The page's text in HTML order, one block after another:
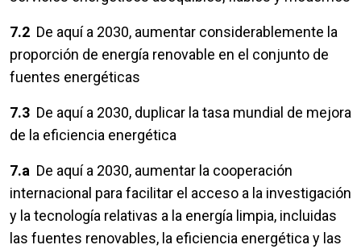
7.2 De aquí a 2030, aumentar considerablemente la
proporción de energía renovable en el conjunto de
fuentes energéticas
7.3 De aquí a 2030, duplicar la tasa mundial de mejora
de la eficiencia energética
7.a De aquí a 2030, aumentar la cooperación
internacional para facilitar el acceso a la investigación
y la tecnología relativas a la energía limpia, incluidas
las fuentes renovables, la eficiencia energética y las